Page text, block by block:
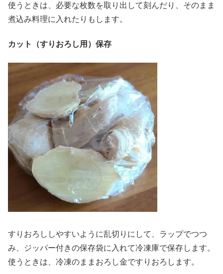
使うときは、必要な枚数を取り出して刻んだり、そのまま
煮込み料理に入れたりもします。
カット（すりおろし用）保存
すりおろししやすいように乱切りにして、ラップでつつ
み、ジッパー付きの保存袋に入れて冷凍庫で保存します。
使うときは、冷凍のままおろし金ですりおろします。